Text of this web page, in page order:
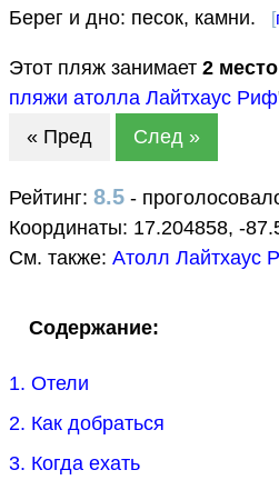
Берег и дно: песок, камни.
[
Этот пляж занимает 2 место
пляжи атолла Лайтхаус Риф
« Пред
След »
Рейтинг: 8.5 -
Координаты: 17.204858, -
См. также: Атолл Лайтхаус
Содержание:
1. Отели
2. Как добраться
3. Когда ехать